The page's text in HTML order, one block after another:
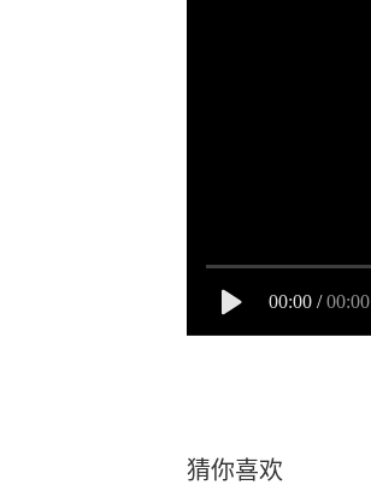
00:00 / 00:00
猜你喜欢